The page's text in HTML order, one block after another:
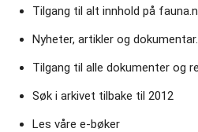
Tilgang til alt innhold på
Nyheter, artikler og dokumentar.
Tilgang til alle dokumenter og
Søk i arkivet tilbake til 2012
Les våre e‑bøker